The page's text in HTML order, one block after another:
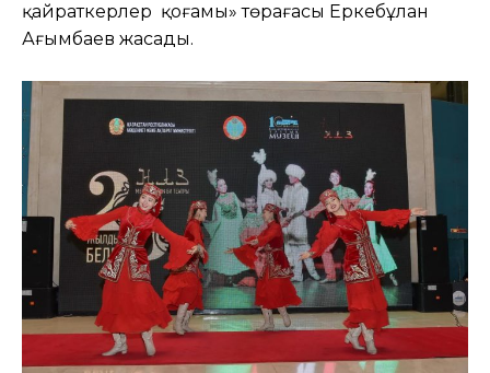
қайраткерлер қоғамы» төрағасы Еркебұлан
Ағымбаев жасады.